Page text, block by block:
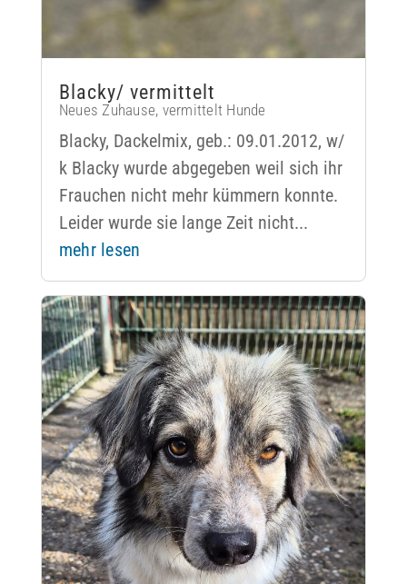
Blacky/ vermittelt
Neues Zuhause, vermittelt Hunde
Blacky, Dackelmix, geb.: 09.01.2012, w/
k Blacky wurde abgegeben weil sich ihr
Frauchen nicht mehr kümmern konnte.
Leider wurde sie lange Zeit nicht...
mehr lesen